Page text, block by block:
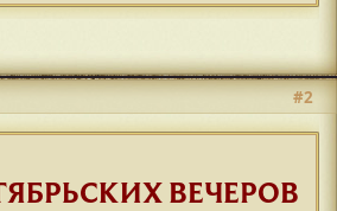
#2
ВЕЧЕРОВ